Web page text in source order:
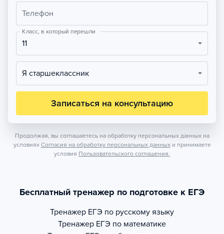
Телефон
Класс, в который перешли
11
Я старшеклассник
Записаться на консультацию
Продолжая, вы соглашаетесь на обработку персональных данных на
условиях Согласия на обработку персональных данных и принимаете
условия Пользовательского соглашения.
Бесплатный тренажер по подготовке к ЕГЭ
Тренажер ЕГЭ по русскому языку
Тренажер ЕГЭ по математике